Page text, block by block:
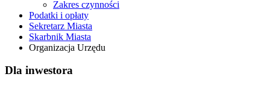
Zakres czynności
Podatki i opłaty
Sekretarz Miasta
Skarbnik Miasta
Organizacja Urzędu
Dla inwestora